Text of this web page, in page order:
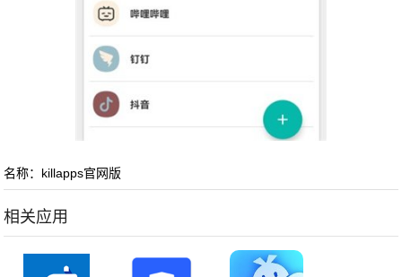
名称：killapps官网版
相关应用